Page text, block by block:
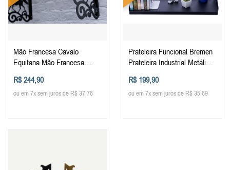
Mão Francesa Cavalo
Equitana Mão Francesa
Cantoneira Decorada
R$ 244,90
ou em 7x sem juros de R$ 37,76
Prateleira Funcional Bremen
Prateleira Industrial Metálica
R$ 199,90
ou em 7x sem juros de R$ 35,69